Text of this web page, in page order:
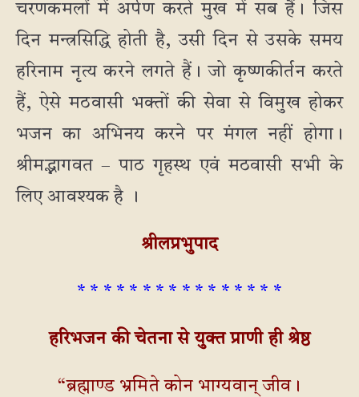
चरणकमलों में अर्पण करते मुख में सब हैं। जिस
दिन मन्त्रसिद्धि होती है, उसी दिन से उसके समय
हरिनाम नृत्य करने लगते हैं। जो कृष्णकीर्तन करते
हैं, ऐसे मठवासी भक्तों की सेवा से विमुख होकर
भजन का अभिनय करने पर मंगल नहीं होगा।
श्रीमद्भागवत – पाठ गृहस्थ एवं मठवासी सभी के
लिए आवश्यक है ।
श्रीलप्रभुपाद
* * * * * * * * * * * * * * * *
हरिभजन की चेतना से युक्त प्राणी ही श्रेष्ठ
“ब्रह्माण्ड भ्रमिते कोन भाग्यवान् जीव।